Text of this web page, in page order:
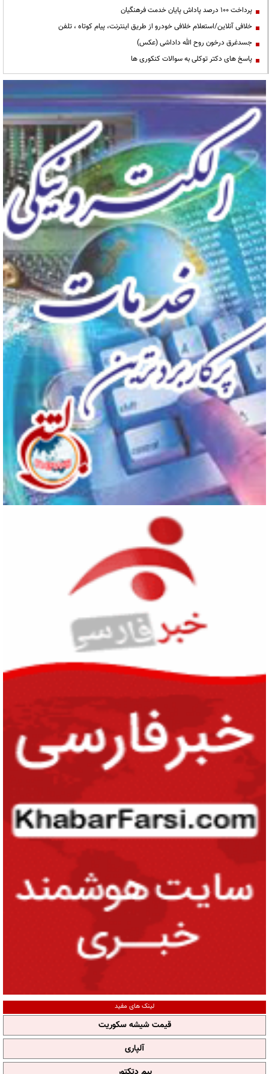
پرداخت ۱۰۰ درصد پاداش پایان خدمت فرهنگیان
خلافی آنلاین/استعلام خلافی خودرو از طریق اینترنت، پیام کوتاه ، تلفن
جسدغرق درخون روح الله داداشی (عکس)
پاسخ های دکتر توکلی به سوالات کنکوری ها
لینک های مفید
قیمت شیشه سکوریت
آلپاری